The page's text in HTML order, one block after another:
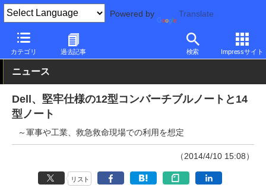
Powered by Translate
カテゴリ 過去記事 検索 Impressサイト
PC Watch パソコン/タブレット/スマートフォン Dell
ニュース
Dell、堅牢仕様の12型コンバーチブルノートと14
型ノート
～軍事や工業、救急救命現場での利用を想定
（2014/4/10 15:08）
リスト